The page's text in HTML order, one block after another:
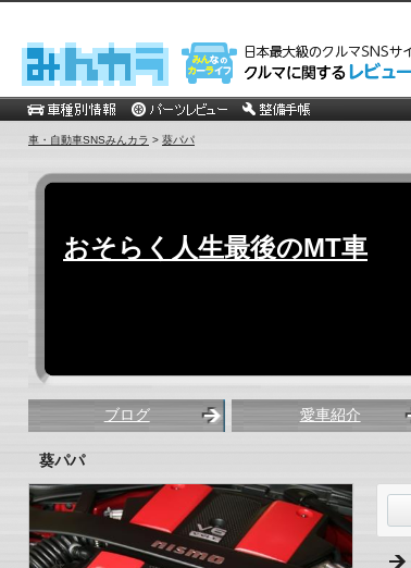
車・自動車SNSみんカラ > 葵パパ
おそらく人生最後のMT車
ブログ 愛車紹介
葵パパ